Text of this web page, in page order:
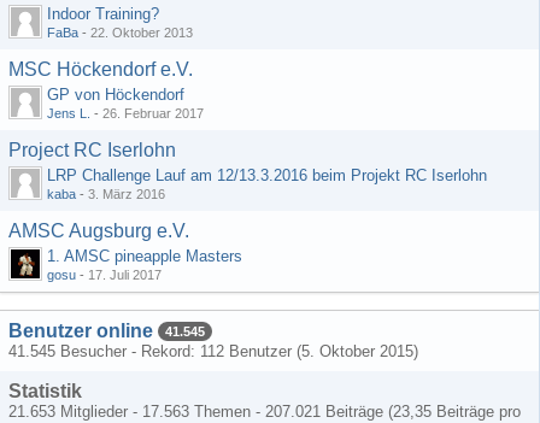
Indoor Training?
FaBa - 22. Oktober 2013
MSC Höckendorf e.V.
GP von Höckendorf
Jens L. - 26. Februar 2017
Project RC Iserlohn
LRP Challenge Lauf am 12/13.3.2016 beim Projekt RC Iserlohn
kaba - 3. März 2016
AMSC Augsburg e.V.
1. AMSC pineapple Masters
gosu - 17. Juli 2017
Benutzer online 41.545
41.545 Besucher - Rekord: 112 Benutzer (5. Oktober 2015)
Statistik
21.653 Mitglieder - 17.563 Themen - 207.021 Beiträge (23,35 Beiträge pro